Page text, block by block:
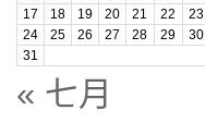
17
18 19 20 21 22
23
24
25 26 27 28 29
30
31
« 七月